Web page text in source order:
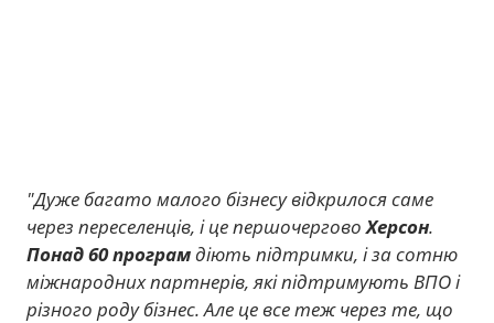
"Дуже багато малого бізнесу відкрилося саме
через переселенців, і це першочерговоХерсон.
Понад 60 програмдіють підтримки, і за сотню
міжнародних партнерів, які підтримують ВПО і
різного роду бізнес. Але це все теж через те, що